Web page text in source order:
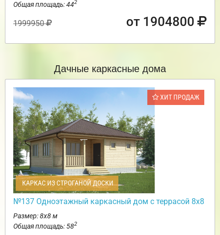
Общая площадь: 442
1999950 от 1904800
Дачные каркасные дома
ХИТ ПРОДАЖ
КАРКАС ИЗ СТРОГАНОЙ ДОСКИ
№137 Одноэтажный каркасный дом с террасой 8х8
Размер: 8х8 м
Общая площадь: 582